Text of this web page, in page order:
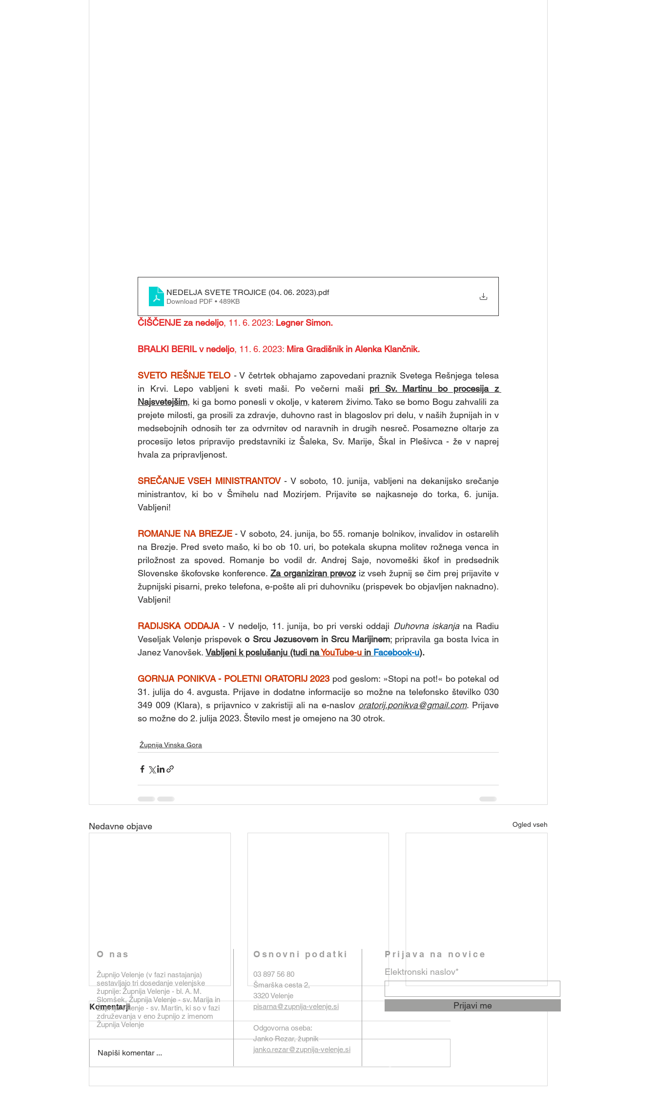
NEDELJA SVETE TROJICE (04. 06. 2023).pdf
Download PDF • 489KB
ČIŠČENJE za nedeljo, 11. 6. 2023: Legner Simon.
BRALKI BERIL v nedeljo, 11. 6. 2023: Mira Gradišnik in Alenka Klančnik.
SVETO REŠNJE TELO - V četrtek obhajamo zapovedani praznik Svetega Rešnjega telesa
in Krvi. Lepo vabljeni k sveti maši. Po večerni maši pri Sv. Martinu bo procesija z
Najsvetejšim, ki ga bomo ponesli v okolje, v katerem živimo. Tako se bomo Bogu zahvalili za
prejete milosti, ga prosili za zdravje, duhovno rast in blagoslov pri delu, v naših župnijah in v
medsebojnih odnosih ter za odvrnitev od naravnih in drugih nesreč. Posamezne oltarje za
procesijo letos pripravijo predstavniki iz Šaleka, Sv. Marije, Škal in Plešivca - že v naprej
hvala za pripravljenost.
SREČANJE VSEH MINISTRANTOV - V soboto, 10. junija, vabljeni na dekanijsko srečanje
ministrantov, ki bo v Šmihelu nad Mozirjem. Prijavite se najkasneje do torka, 6. junija.
Vabljeni!
ROMANJE NA BREZJE - V soboto, 24. junija, bo 55. romanje bolnikov, invalidov in ostarelih
na Brezje. Pred sveto mašo, ki bo ob 10. uri, bo potekala skupna molitev rožnega venca in
priložnost za spoved. Romanje bo vodil dr. Andrej Saje, novomeški škof in predsednik
Slovenske škofovske konference. Za organiziran prevoz iz vseh župnij se čim prej prijavite v
župnijski pisarni, preko telefona, e-pošte ali pri duhovniku (prispevek bo objavljen naknadno).
Vabljeni!
RADIJSKA ODDAJA - V nedeljo, 11. junija, bo pri verski oddaji Duhovna iskanja na Radiu
Veseljak Velenje prispevek o Srcu Jezusovem in Srcu Marijinem; pripravila ga bosta Ivica in
Janez Vanovšek. Vabljeni k poslušanju (tudi na YouTube-u in Facebook-u).
GORNJA PONIKVA - POLETNI ORATORIJ 2023 pod geslom: »Stopi na pot!« bo potekal od
31. julija do 4. avgusta. Prijave in dodatne informacije so možne na telefonsko številko 030
349 009 (Klara), s prijavnico v zakristiji ali na e-naslov oratorij.ponikva@gmail.com. Prijave
so možne do 2. julija 2023. Število mest je omejeno na 30 otrok.
Župnija Vinska Gora
Nedavne objave Ogled vseh
Komentarji
Napiši komentar ...
O nas
Župnijo Velenje (v fazi nastajanja)
sestavljajo tri dosedanje velenjske
župnije: Župnija Velenje - bl. A. M.
Slomšek, Župnija Velenje - sv. Marija in
Župnija Velenje - sv. Martin, ki so v fazi
združevanja v eno župnijo z imenom
Župnija Velenje
Osnovni podatki
03 897 56 80
Šmarška cesta 2,
3320 Velenje
pisarna@zupnija-velenje.si
Odgovorna oseba:
Janko Rezar, župnik
janko.rezar@zupnija-velenje.si
Prijava na novice
Elektronski naslov*
Prijavi me